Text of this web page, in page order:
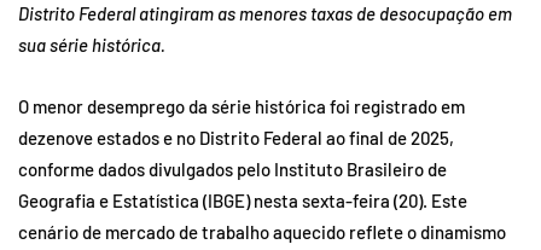
Distrito Federal atingiram as menores taxas de desocupação em
sua série histórica.
O menor desemprego da série histórica foi registrado em
dezenove estados e no Distrito Federal ao final de 2025,
conforme dados divulgados pelo Instituto Brasileiro de
Geografia e Estatística (IBGE) nesta sexta-feira (20). Este
cenário de mercado de trabalho aquecido reflete o dinamismo